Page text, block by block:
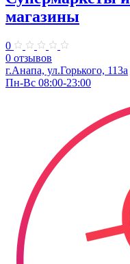
магазины
0
0 отзывов
г.Анапа, ул.Горького, 113а
Пн-Вс 08:00-23:00